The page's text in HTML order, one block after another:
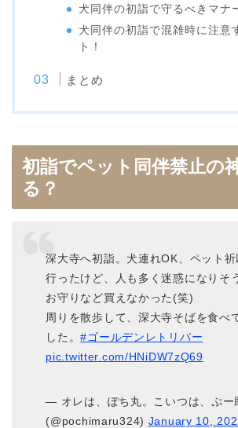
犬同伴の初詣で守るべきマナ
犬同伴の初詣で混雑時に注意
ト！
まとめ
初詣でペット同伴禁止の
る？
深大寺へ初詣。犬連れOK、ペット
行ったけど、人も多く迷惑になりそ
お守りなど買えなかった(笑)
周りを散歩して、深大寺そばを食べ
した。#ゴールデンレトリバー
pic.twitter.com/HNiDW7zQ69
— オレは、ぽち丸。こいつは、ぷー
(@pochimaru324) January 10,